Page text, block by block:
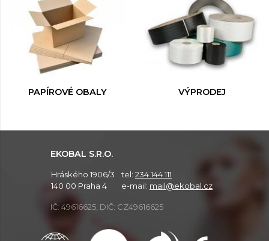
PAPÍROVÉ OBALY VÝPRODEJ
EKOBAL S.R.O.
Hráského 1906/3
140 00 Praha 4
tel: 234 144 111
e-mail: mail@ekobal.cz
IČ: 49616625, DIČ: CZ49616625